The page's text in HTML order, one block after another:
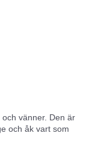
vänner. Den är
och åk vart som